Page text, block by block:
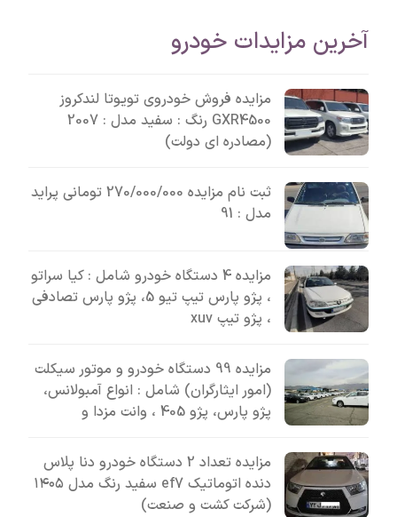
آخرین مزایدات خودرو
مزایده فروش خودروی تویوتا لندکروز
GXR4500 رنگ : سفید مدل : 2007
(مصادره ای دولت)
ثبت نام مزایده 270/000/000 تومانی پراید
مدل : 91
مزایده 4 دستگاه خودرو شامل : کیا سراتو
، پژو پارس تیپ تیو 5، پژو پارس تصادفی
، پژو تیپ xuv
مزایده 99 دستگاه خودرو و موتور سیکلت
(امور ایثارگران) شامل : انواع آمبولانس،
پژو پارس، پژو 405 ، وانت مزدا و
مزایده تعداد 2 دستگاه خودرو دنا پلاس
دنده اتوماتیک ef7 سفید رنگ مدل ۱۴۰۵
(شرکت کشت و صنعت)